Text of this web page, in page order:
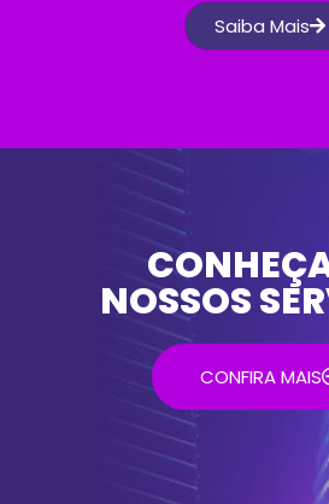
Saiba Mais
NOSSOS
CONFIRA MAIS